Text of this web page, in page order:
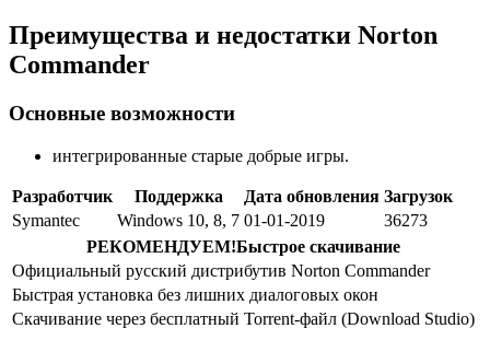
Преимущества и недостатки Norton
Commander
Основные возможности
интегрированные старые добрые игры.
Разработчик Поддержка Дата обновления Загрузок
Symantec
Windows 10, 8, 7 01-01-2019
36273
РЕКОМЕНДУЕМ!Быстрое скачивание
Официальный русский дистрибутив Norton Commander
Быстрая установка без лишних диалоговых окон
Скачивание через бесплатный Torrent-файл (Download Studio)